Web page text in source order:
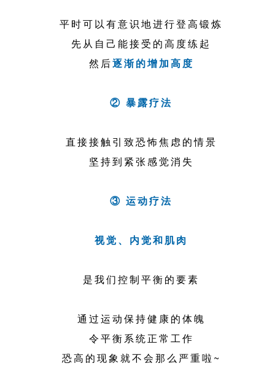
平时可以有意识地进行登高锻炼
先从自己能接受的高度练起
然后逐渐的增加高度
② 暴露疗法
直接接触引致恐怖焦虑的情景
坚持到紧张感觉消失
③ 运动疗法
视觉、内觉和肌肉
是我们控制平衡的要素
通过运动保持健康的体魄
令平衡系统正常工作
恐高的现象就不会那么严重啦~